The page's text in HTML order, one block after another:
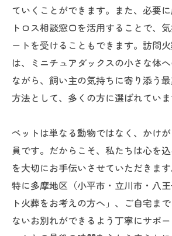
ていくことができます。また、必要
トロス相談窓口を活用することで、
ートを受けることもできます。訪問
は、ミニチュアダックスの小さな体
ながら、飼い主の気持ちに寄り添う
方法として、多くの方に選ばれていま
ペットは単なる動物ではなく、かけ
員です。だからこそ、私たちは心を
を大切にお手伝いさせていただきます
特に多摩地区（小平市・立川市・八
ト火葬をお考えの方へ」、ご自宅ま
ないお別れができるよう丁寧にサポ